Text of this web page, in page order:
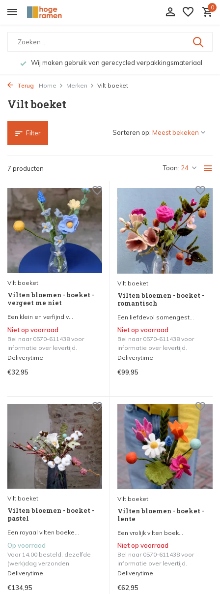
0
Wij maken gebruik van gerecycled verpakkingsmateriaal
Terug Home Merken Vilt boeket
Vilt boeket
Filter
7 producten Toon:
Sorteren op:
Vilt boeket
Vilten bloemen - boeket -
vergeet me niet
Een klein en verfijnd v...
Niet op voorraad
Bel naar 0570-611438 voor
informatie over levertijd.
Deliverytime
€32,95
Vilt boeket
Vilten bloemen - boeket -
romantisch
Een liefdevol samengest...
Niet op voorraad
Bel naar 0570-611438 voor
informatie over levertijd.
Deliverytime
€99,95
Vilt boeket
Vilten bloemen - boeket -
pastel
Een royaal vilten boeke...
Op voorraad
Voor 14.00 besteld, dezelfde
(werk)dag verzonden.
Deliverytime
€134,95
Vilt boeket
Vilten bloemen - boeket -
lente
Een vrolijk vilten boek...
Niet op voorraad
Bel naar 0570-611438 voor
informatie over levertijd.
Deliverytime
€62,95